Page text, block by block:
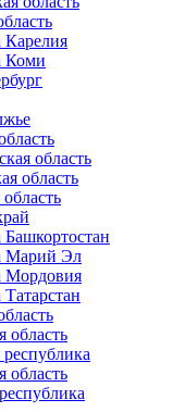
Карелия
Коми
область
область
Башкортостан
Марий Эл
Мордовия
область
область